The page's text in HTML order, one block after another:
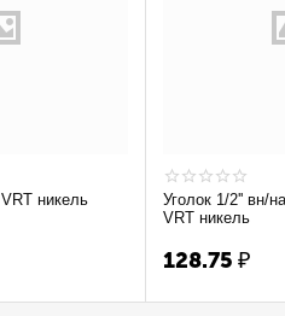
Заглушка 1/2'' вн VRT никель
Уголок 1/2'' вн/нар с
VRT никель
128.75 ₽